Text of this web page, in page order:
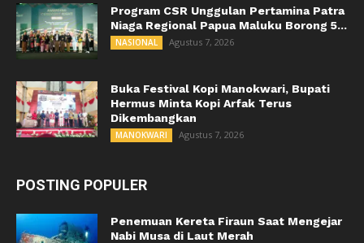
Program CSR Unggulan Pertamina Patra
Niaga Regional Papua Maluku Borong 5...
NASIONAL Agustus 7, 2026
Buka Festival Kopi Manokwari, Bupati
Hermus Minta Kopi Arfak Terus
Dikembangkan
MANOKWARI Agustus 7, 2026
POSTING POPULER
Penemuan Kereta Firaun Saat Mengejar
Nabi Musa di Laut Merah